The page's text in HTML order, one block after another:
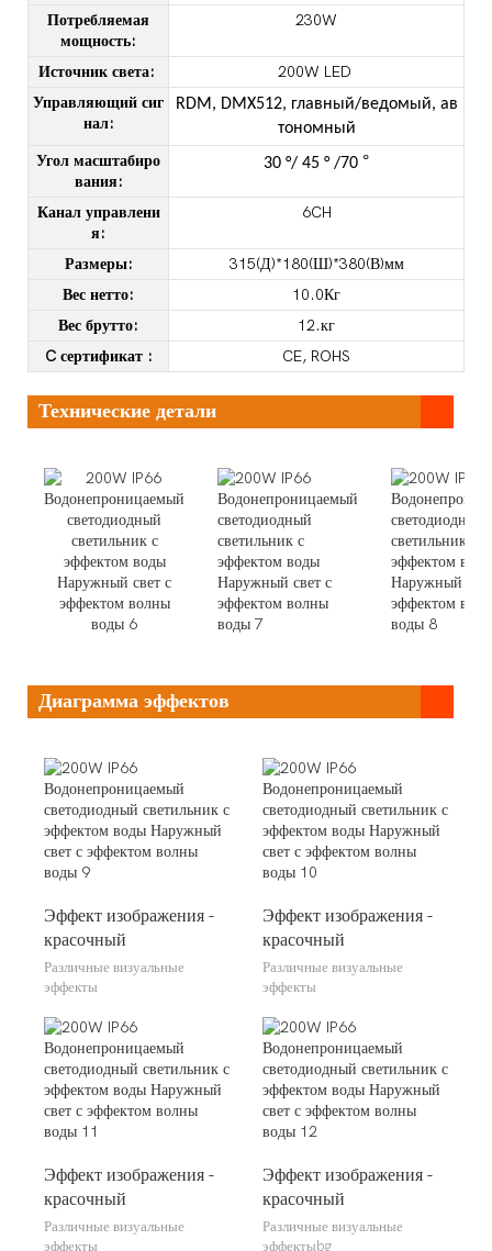
Потребляемая
мощность:
230W
Источник света:
200W LED
Управляющий сиг
нал:
RDM, DMX512, главный/ведомый, ав
тономный
Угол масштабиро
вания:
30 °/ 45 °/70 °
Канал управлени
я:
6CH
Размеры:
315(Д)*180(Ш)*380(В)мм
Вес нетто:
10.0Кг
Вес брутто:
12.кг
Cсертификат : CE, ROHS
Технические детали
Диаграмма эффектов
Эффект изображения -
красочный
Различные визуальные
эффекты
Эффект изображения -
красочный
Различные визуальные
эффекты
Эффект изображения -
красочный
Различные визуальные
эффекты
Эффект изображения -
красочный
Различные визуальные
эффектыbg